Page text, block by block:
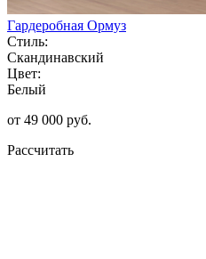
Гардеробная Ормуз
Стиль:
Скандинавский
Цвет:
Белый
от 49 000 руб.
Рассчитать